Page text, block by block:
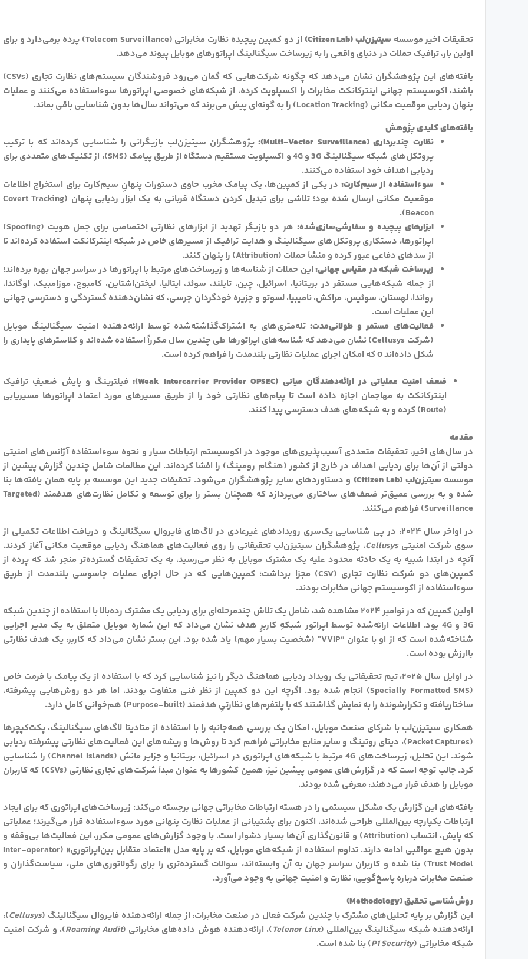
تحقیقات اخیر موسسه سیتیزن‌لب (Citizen Lab)
از دو کمپین پیچیده نظارت مخابراتی (Telecom Surveillance) پرده برمی‌دارد و برای
اولین بار، ترافیک حملات در دنیای واقعی را به زیرساخت سیگنالینگ اپراتورهای موبایل پیوند می‌دهد.
یافته‌های این پژوهشگران نشان می‌دهد که چگونه شرکت‌هایی که گمان می‌رود فروشندگان سیستم‌های نظارت تجاری (CSVs)
باشند، اکوسیستم جهانی اینترکانکت مخابرات را اکسپلویت کرده، از شبکه‌های خصوصی اپراتورها سوءاستفاده می‌کنند و عملیات
پنهان ردیابی موقعیت مکانی (Location Tracking) را به گونه‌ای پیش می‌برند که می‌تواند سال‌ها بدون شناسایی باقی بماند.
یافته‌های کلیدی پژوهش
نظارت چندبرداری (Multi-Vector Surveillance):
پژوهشگران سیتیزن‌لب بازیگرانی را شناسایی کرده‌اند که با ترکیب
پروتکل‌های شبکه سیگنالینگ 3G و 4G و اکسپلویت مستقیم دستگاه از طریق پیامک (SMS)، از تکنیک‌های متعددی برای
ردیابی اهداف خود استفاده می‌کنند.
سوءاستفاده از سیم‌کارت: در یکی از کمپین‌ها، یک پیامک مخرب حاوی دستورات پنهانِ سیم‌کارت برای استخراج اطلاعات
موقعیت مکانی ارسال شده بود؛ تلاشی برای تبدیل کردن دستگاه قربانی به یک ابزار ردیابی پنهان (Covert Tracking
Beacon).
ابزارهای پیچیده و سفارشی‌سازی‌شده:
هر دو بازیگر تهدید از ابزارهای نظارتی اختصاصی برای جعل هویت (Spoofing)
اپراتورها، دستکاری پروتکل‌های سیگنالینگ و هدایت ترافیک از مسیرهای خاص در شبکه اینترکانکت استفاده کرده‌اند تا
از سدهای دفاعی عبور کرده و منشأ حملات (Attribution) را پنهان کنند.
زیرساخت شبکه در مقیاس جهانی:این حملات از شناسه‌ها و زیرساخت‌های مرتبط با اپراتورها در سراسر جهان بهره برده‌اند؛
از جمله شبکه‌هایی مستقر در بریتانیا، اسرائیل، چین، تایلند، سوئد، ایتالیا، لیختن‌اشتاین، کامبوج، موزامبیک، اوگاندا،
رواندا، لهستان، سوئیس، مراکش، نامیبیا، لسوتو و جزیره خودگردان جرسی، که نشان‌دهنده گستردگی و دسترسی جهانی
این عملیات است.
فعالیت‌های مستمر و طولانی‌مدت:تله‌متری‌های به اشتراک‌گذاشته‌شده توسط ارائه‌دهنده امنیت سیگنالینگ موبایل
(شرکت Cellusys) نشان می‌دهد که شناسه‌های اپراتورها طی چندین سال مکرراً استفاده شده‌اند و کلاسترهای پایداری را
شکل داده‌اند 0 که امکان اجرای عملیات نظارتی بلندمدت را فراهم کرده است.
ضعف امنیت عملیاتی در ارائه‌دهندگان میانی (Weak Intercarrier Provider OPSEC):
فیلترینگ و پایش ضعیفِ ترافیک
اینترکانکت به مهاجمان اجازه داده است تا پیام‌های نظارتی خود را از طریق مسیرهای مورد اعتماد اپراتورها مسیریابی
(Route) کرده و به شبکه‌های هدف دسترسی پیدا کنند.
مقدمه
در سال‌های اخیر، تحقیقات متعددی آسیب‌پذیری‌های موجود در اکوسیستم ارتباطات سیار و نحوه سوءاستفاده آژانس‌های امنیتی
دولتی از آن‌ها برای ردیابی اهداف در خارج از کشور (هنگام رومینگ) را افشا کرده‌اند. این مطالعات شامل چندین گزارش پیشین از
موسسه سیتیزن‌لب (Citizen Lab)
و دستاوردهای سایر پژوهشگران می‌شود. تحقیقات جدید این موسسه بر پایه همان یافته‌ها بنا
شده و به بررسی عمیق‌تر ضعف‌های ساختاری می‌پردازد که همچنان بستر را برای توسعه و تکامل نظارت‌های هدفمند (Targeted
Surveillance) فراهم می‌کنند.
در اواخر سال ۲۰۲۴، در پی شناسایی یک‌سری رویدادهای غیرعادی در لاگ‌های فایروال سیگنالینگ و دریافت اطلاعات تکمیلی از
سوی شرکت امنیتیCellusys، پژوهشگران سیتیزن‌لب تحقیقاتی را روی فعالیت‌های هماهنگ ردیابی موقعیت مکانی آغاز کردند.
آنچه در ابتدا شبیه به یک حادثه محدود علیه یک مشترک موبایل به نظر می‌رسید، به یک تحقیقات گسترده‌تر منجر شد که پرده از
کمپین‌های دو شرکت نظارت تجاری (CSV) مجزا برداشت؛ کمپین‌هایی که در حال اجرای عملیات جاسوسی بلندمدت از طریق
سوءاستفاده از اکوسیستم جهانی مخابرات بودند.
اولین کمپین که در نوامبر ۲۰۲۴ مشاهده شد، شامل یک تلاش چندمرحله‌ای برای ردیابی یک مشترک رده‌بالا با استفاده از چندین شبکه
3G و 4G بود. اطلاعات ارائه‌شده توسط اپراتور شبکهِ کاربرِ هدف نشان می‌داد که این شماره موبایل متعلق به یک مدیر اجرایی
شناخته‌شده است که از او با عنوان “VVIP” (شخصیت بسیار مهم) یاد شده بود. این بستر نشان می‌داد که کاربر، یک هدف نظارتی
باارزش بوده است.
در اوایل سال ۲۰۲۵، تیم تحقیقاتی یک رویداد ردیابی هماهنگ دیگر را نیز شناسایی کرد که با استفاده از یک پیامک با فرمت خاص
(Specially Formatted SMS) انجام شده بود. اگرچه این دو کمپین از نظر فنی متفاوت بودند، اما هر دو روش‌هایی پیشرفته،
ساختاریافته و تکرارشونده را به نمایش گذاشتند که با پلتفرم‌های نظارتیِ هدفمند (Purpose-built) هم‌خوانی کامل دارد.
همکاری سیتیزن‌لب با شرکای صنعت موبایل، امکان یک بررسی همه‌جانبه را با استفاده از متادیتا لاگ‌های سیگنالینگ، پکت‌کپچرها
(Packet Captures)، دیتای روتینگ و سایر منابع مخابراتی فراهم کرد تا روش‌ها و ریشه‌های این فعالیت‌های نظارتی پیشرفته ردیابی
شوند. این تحلیل، زیرساخت‌های 4G مرتبط با شبکه‌های اپراتوری در اسرائیل، بریتانیا و جزایر مانش (Channel Islands) را شناسایی
کرد. جالب توجه است که در گزارش‌های عمومی پیشین نیز، همین کشورها به عنوان مبدأ شرکت‌های تجاری نظارتی (CSVs) که کاربران
موبایل را هدف قرار می‌دهند، معرفی شده بودند.
یافته‌های این گزارش یک مشکل سیستمی را در هسته ارتباطات مخابراتی جهانی برجسته می‌کند: زیرساخت‌های اپراتوری که برای ایجاد
ارتباطات یکپارچه بین‌المللی طراحی شده‌اند، اکنون برای پشتیبانی از عملیات نظارت پنهانی مورد سوءاستفاده قرار می‌گیرند؛ عملیاتی
که پایش، انتساب (Attribution) و قانون‌گذاری آن‌ها بسیار دشوار است. با وجود گزارش‌های عمومی مکرر، این فعالیت‌ها بی‌وقفه و
بدون هیچ عواقبی ادامه دارند. تداوم استفاده از شبکه‌های موبایل، که بر پایه مدل «اعتماد متقابل بین‌اپراتوری» (Inter-operator
Trust Model) بنا شده و کاربران سراسر جهان به آن وابسته‌اند، سوالات گسترده‌تری را برای رگولاتوری‌های ملی، سیاست‌گذاران و
صنعت مخابرات درباره پاسخ‌گویی، نظارت و امنیت جهانی به وجود می‌آورد.
روش‌شناسی تحقیق (Methodology)
این گزارش بر پایه تحلیل‌های مشترک با چندین شرکت فعال در صنعت مخابرات، از جمله ارائه‌دهنده فایروال سیگنالینگ (Cellusys)،
ارائه‌دهنده شبکه سیگنالینگ بین‌المللی (Telenor Linx)، ارائه‌دهنده هوش داده‌های مخابراتی (Roaming Audit)، و شرکت امنیت
شبکه مخابراتی (P1 Security) بنا شده است.